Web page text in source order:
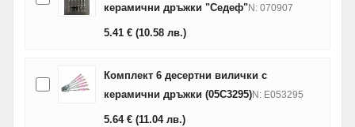
керамични дръжки "Седеф"N: 070907
5.41 € (10.58 лв.)
Комплект 6 десертни вилички с
керамични дръжки (05C3295)N: E053295
5.64 € (11.04 лв.)